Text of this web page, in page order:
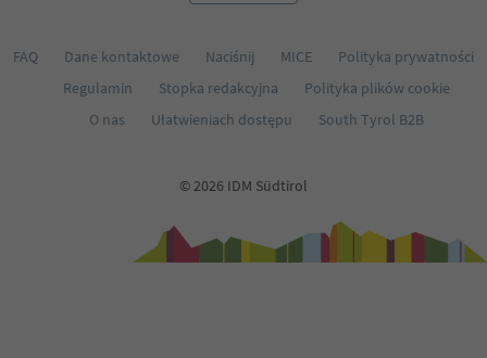
FAQ Dane kontaktowe Naciśnij MICE
Polityka prywatności
Regulamin
Stopka redakcyjna
Polityka plików cookie
O nas
Ułatwieniach dostępu South Tyrol B2B
© 2026 IDM Südtirol